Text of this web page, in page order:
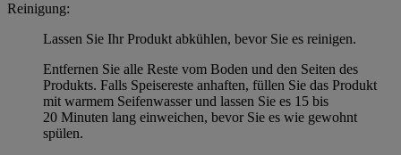
Reinigung:
Lassen Sie Ihr Produkt abkühlen, bevor Sie es reinigen.
Entfernen Sie alle Reste vom Boden und den Seiten des
Produkts. Falls Speisereste anhaften, füllen Sie das Produkt
mit warmem Seifenwasser und lassen Sie es 15 bis
20 Minuten lang einweichen, bevor Sie es wie gewohnt
spülen.